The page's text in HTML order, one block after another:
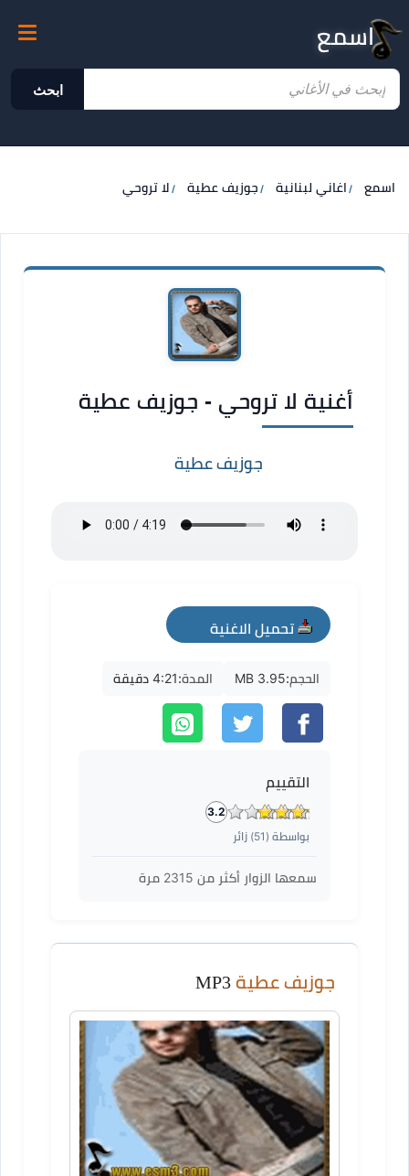
اسمع
ابحث
اسمع اغاني لبنانية جوزيف عطية لا تروحي
أغنية لا تروحي - جوزيف عطية
جوزيف عطية
تحميل الاغنية
mp3
الحجم:3.95 MB المدة:4:21 دقيقة
التقييم
3.2
بواسطة ( 51) زائر
سمعها الزوار أكثر من 2315 مرة
جوزيف عطية